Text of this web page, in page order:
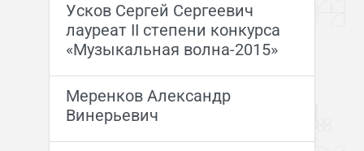
Усков Сергей Сергеевич
лауреат II степени конкурса
«Музыкальная волна-2015»
Меренков Александр
Винерьевич